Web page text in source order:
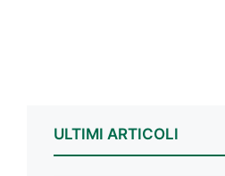
ULTIMI ARTICOLI